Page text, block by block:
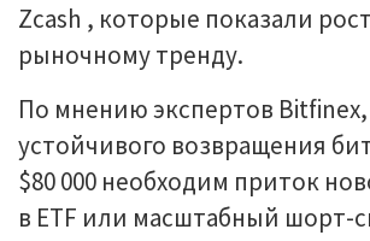
Zcash , которые показали
рыночному тренду.
По мнению экспертов
устойчивого возвращения
$80 000 необходим приток
в ETF или масштабный шорт-